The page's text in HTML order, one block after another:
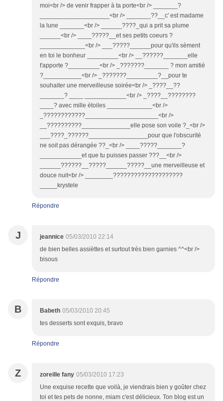
moi<br /> de venir frapper à ta porte<br /> _______?
____________________<br /> _______??__c' est madame
la lune _______<br /> ______????_qui a prit sa plume
______<br /> ____?????__et ses petits coeurs ?
_____________<br /> ___?????______pour qu'ils sèment
en toi le bonheur _________<br /> __??????_______elle
t'apporte ?_________<br /> _???????_______ ? mon amitié
?___________<br /> _???????_________?__pour te
souhaiter une merveilleuse soirée<br /> _????__??
_______? ____ ____________<br /> _????__????????
____? avec mille étoiles _____________<br />
_????????????_____________________<br />
__??????????______________elle pose son voile ?_<br />
___????_??????_________________pour que l'obscurité
ne soit pas dérangée ??_<br /> ____?????_______?
____________et que tu puisses passer ???__<br />
______??????__?????______?????__une merveilleuse et
douce nuit<br /> ________????????????????????
_____krystele
Répondre
J jeannice 05/03/2010 22:14
de bien belles assièttes et surtout très bien garnies ^^<br />
bisous
Répondre
B Babeth 05/03/2010 20:45
tes desserts sont exquis, bravo
Répondre
Z zoreille fany 05/03/2010 17:23
Une exquise recette que voilà, je viendrais bien y goûter chez
toi et tes pets de nonne, miam c'est délicieux. Ton blog est un